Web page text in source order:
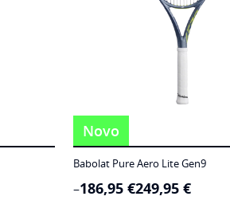
Novo
Babolat Pure Aero Lite Gen9
186,95€
– 249,95€
Price
range: